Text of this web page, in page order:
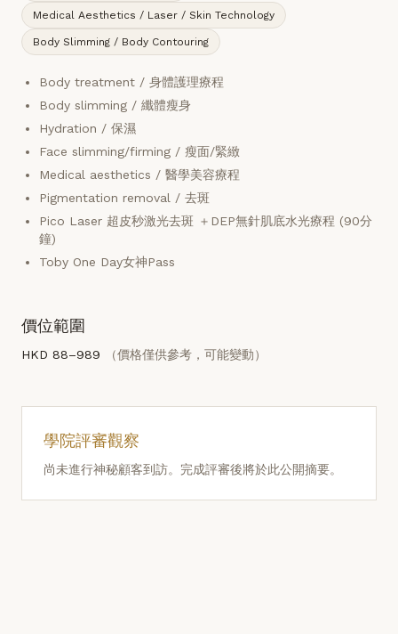
Medical Aesthetics / Laser / Skin Technology
Body Slimming / Body Contouring
Body treatment / 身體護理療程
Body slimming / 纖體瘦身
Hydration / 保濕
Face slimming/firming / 瘦面/緊緻
Medical aesthetics / 醫學美容療程
Pigmentation removal / 去斑
Pico Laser 超皮秒激光去斑 ＋DEP無針肌底水光療程 (90分
鐘)
Toby One Day女神Pass
價位範圍
HKD 88–989 （價格僅供參考，可能變動）
學院評審觀察
尚未進行神秘顧客到訪。完成評審後將於此公開摘要。